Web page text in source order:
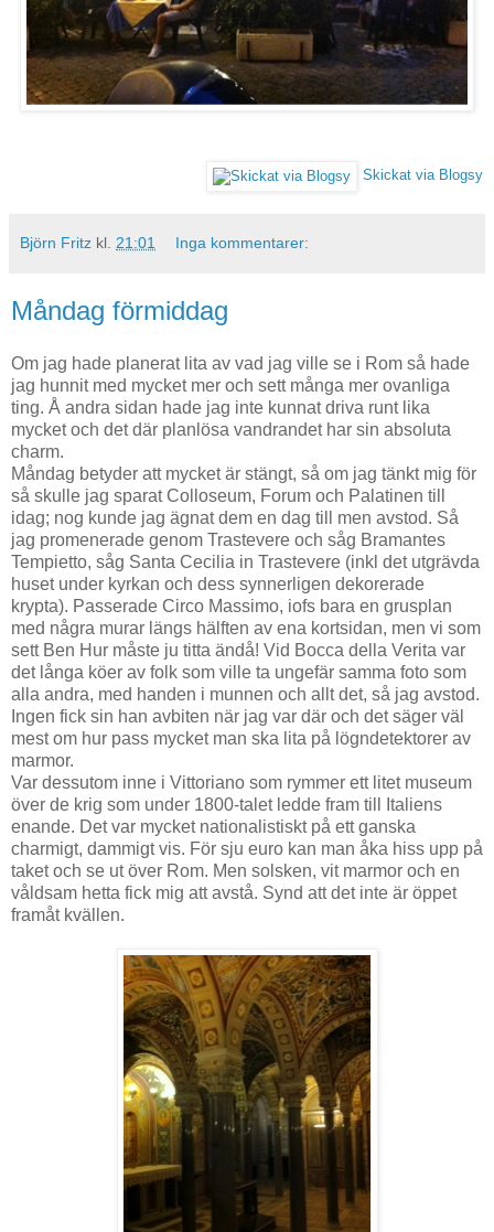
Skickat via Blogsy
Björn Fritz kl. 21:01 Inga kommentarer:
Måndag förmiddag
Om jag hade planerat lita av vad jag ville se i Rom så hade
jag hunnit med mycket mer och sett många mer ovanliga
ting. Å andra sidan hade jag inte kunnat driva runt lika
mycket och det där planlösa vandrandet har sin absoluta
charm.
Måndag betyder att mycket är stängt, så om jag tänkt mig för
så skulle jag sparat Colloseum, Forum och Palatinen till
idag; nog kunde jag ägnat dem en dag till men avstod. Så
jag promenerade genom Trastevere och såg Bramantes
Tempietto, såg Santa Cecilia in Trastevere (inkl det utgrävda
huset under kyrkan och dess synnerligen dekorerade
krypta). Passerade Circo Massimo, iofs bara en grusplan
med några murar längs hälften av ena kortsidan, men vi som
sett Ben Hur måste ju titta ändå! Vid Bocca della Verita var
det långa köer av folk som ville ta ungefär samma foto som
alla andra, med handen i munnen och allt det, så jag avstod.
Ingen fick sin han avbiten när jag var där och det säger väl
mest om hur pass mycket man ska lita på lögndetektorer av
marmor.
Var dessutom inne i Vittoriano som rymmer ett litet museum
över de krig som under 1800-talet ledde fram till Italiens
enande. Det var mycket nationalistiskt på ett ganska
charmigt, dammigt vis. För sju euro kan man åka hiss upp på
taket och se ut över Rom. Men solsken, vit marmor och en
våldsam hetta fick mig att avstå. Synd att det inte är öppet
framåt kvällen.